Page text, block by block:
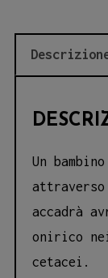
Un
accadrà
onirico
cetacei.